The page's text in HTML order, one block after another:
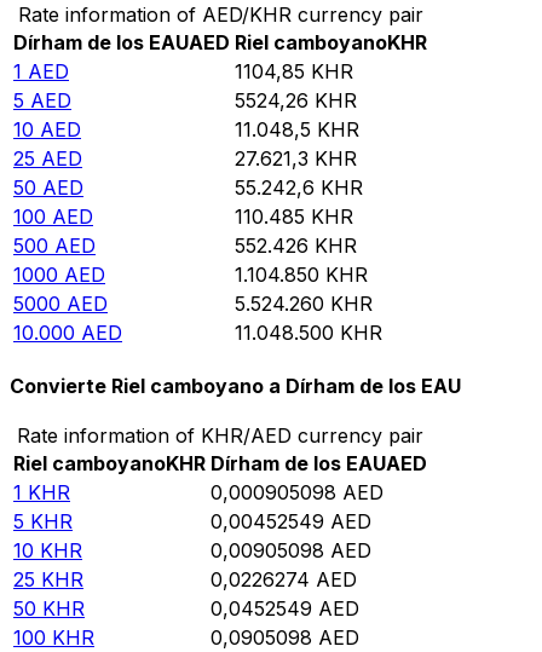
Rate information of AED/KHR currency pair
Dírham de los EAUAED Riel camboyanoKHR
1 AED 1104,85 KHR
5 AED 5524,26 KHR
10 AED 11.048,5 KHR
25 AED 27.621,3 KHR
50 AED 55.242,6 KHR
100 AED 110.485 KHR
500 AED 552.426 KHR
1000 AED 1.104.850 KHR
5000 AED 5.524.260 KHR
10.000 AED 11.048.500 KHR
Convierte Riel camboyano a Dírham de los EAU
Rate information of KHR/AED currency pair
Riel camboyanoKHR Dírham de los EAUAED
1 KHR 0,000905098 AED
5 KHR 0,00452549 AED
10 KHR 0,00905098 AED
25 KHR 0,0226274 AED
50 KHR 0,0452549 AED
100 KHR 0,0905098 AED